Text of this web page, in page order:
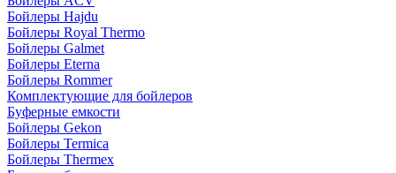
Бойлеры Hajdu
Бойлеры Royal Thermo
Бойлеры Galmet
Бойлеры Eterna
Бойлеры Rommer
Комплектующие для бойлеров
Буферные емкости
Бойлеры Gekon
Бойлеры Termica
Бойлеры Thermex